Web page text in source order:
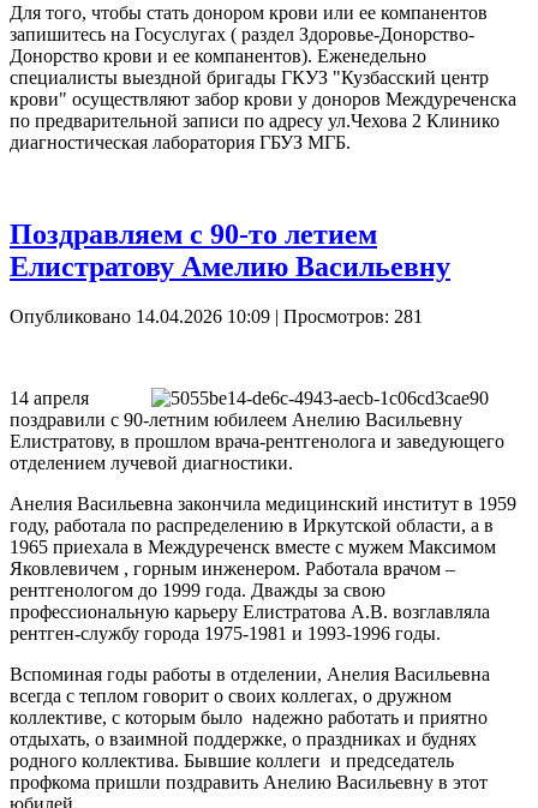
Для того, чтобы стать донором крови или ее компанентов
запишитесь на Госуслугах ( раздел Здоровье-Донорство-
Донорство крови и ее компанентов). Еженедельно
специалисты выездной бригады ГКУЗ "Кузбасский центр
крови" осуществляют забор крови у доноров Междуреченска
по предварительной записи по адресу ул.Чехова 2 Клинико
диагностическая лаборатория ГБУЗ МГБ.
Поздравляем с 90-то летием
Елистратову Амелию Васильевну
Опубликовано 14.04.2026 10:09 | Просмотров: 281
14 апреля
поздравили с 90-летним юбилеем Анелию Васильевну
Елистратову, в прошлом врача-рентгенолога и заведующего
отделением лучевой диагностики.
Анелия Васильевна закончила медицинский институт в 1959
году, работала по распределению в Иркутской области, а в
1965 приехала в Междуреченск вместе с мужем Максимом
Яковлевичем , горным инженером. Работала врачом –
рентгенологом до 1999 года. Дважды за свою
профессиональную карьеру Елистратова А.В. возглавляла
рентген-службу города 1975-1981 и 1993-1996 годы.
Вспоминая годы работы в отделении, Анелия Васильевна
всегда с теплом говорит о своих коллегах, о дружном
коллективе, с которым было надежно работать и приятно
отдыхать, о взаимной поддержке, о праздниках и буднях
родного коллектива. Бывшие коллеги и председатель
профкома пришли поздравить Анелию Васильевну в этот